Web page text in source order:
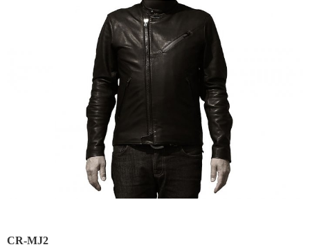
CR-MJ2